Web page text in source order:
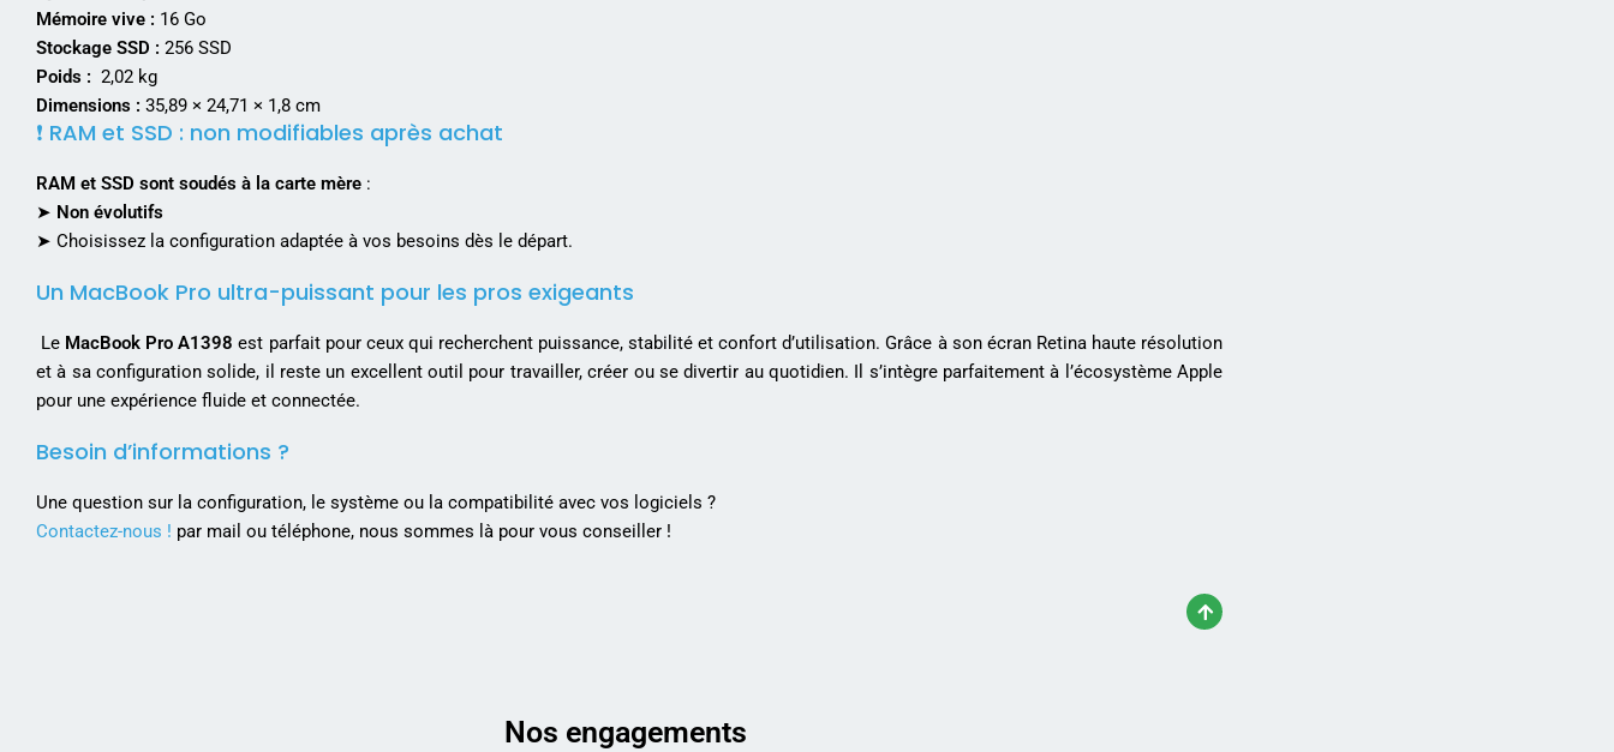
Mémoire vive : 16 Go
Stockage SSD : 256 SSD
Poids : 2,02 kg
Dimensions : 35,89 × 24,71 × 1,8 cm
❗ RAM et SSD : non modifiables après achat
RAM et SSD sont soudés à la carte mère :
➤ Non évolutifs
➤ Choisissez la configuration adaptée à vos besoins dès le départ.
Un MacBook Pro ultra-puissant pour les pros exigeants
Le MacBook Pro A1398 est parfait pour ceux qui recherchent puissance, stabilité et confort d’utilisation. Grâce à son écran Retina haute résolution
et à sa configuration solide, il reste un excellent outil pour travailler, créer ou se divertir au quotidien. Il s’intègre parfaitement à l’écosystème Apple
pour une expérience fluide et connectée.
Besoin d’informations ?
Une question sur la configuration, le système ou la compatibilité avec vos logiciels ?
Contactez-nous ! par mail ou téléphone, nous sommes là pour vous conseiller !
Nos engagements